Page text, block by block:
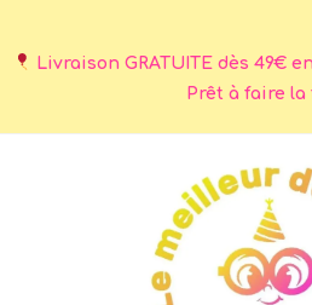
Livraison GRATUITE dès 49€
Prêt à faire la